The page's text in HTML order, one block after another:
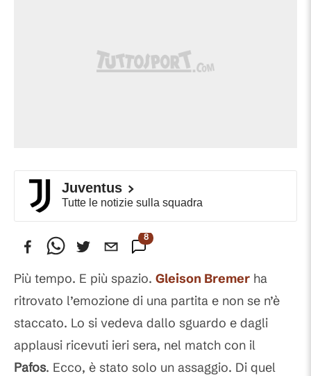
Juventus
Tutte le notizie sulla squadra
8
Più tempo. E più spazio. Gleison Bremer ha
ritrovato l’emozione di una partita e non se n’è
staccato. Lo si vedeva dallo sguardo e dagli
applausi ricevuti ieri sera, nel match con il
Pafos. Ecco, è stato solo un assaggio. Di quel